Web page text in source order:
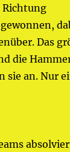
Richtung
Das
die
sie an. Nur